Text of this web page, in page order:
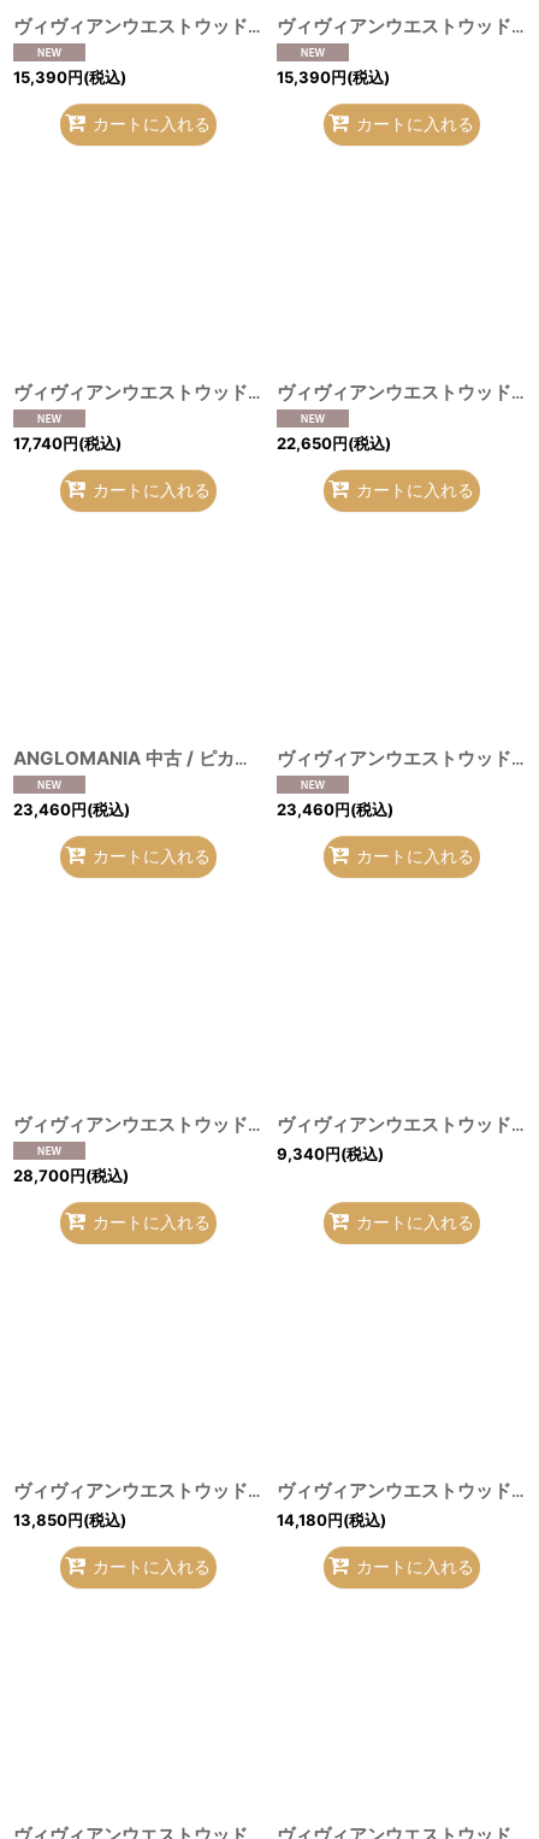
ヴィヴィアンウエストウッド 中古 / 単色オーブ刺繍ストライプシャツ 2 レッド×ホワイト O-26-08-02-011-bl-IG-OS
15,390円(税込)
カートに入れる
ヴィヴィアンウエストウッド 中古 / カラーオーブ刺繍半袖ブラウス I ブラック O-26-08-02-040-bl-IG-OS
15,390円(税込)
カートに入れる
ヴィヴィアンウエストウッド MAN 中古 / リバティクラシックシャツ 46（メンズM相当） 黒 H-26-08-02-024-bl-OD-ZH
17,740円(税込)
カートに入れる
ヴィヴィアンウエストウッド 中古 / ボウタイブラウス 3 ホワイト O-26-08-02-036-bl-IG-OS
22,650円(税込)
カートに入れる
ANGLOMANIA 中古 / ピカデリーサーカスシャツ 38（ワンサイズ） マルチ H-26-08-02-009-bl-OD-ZH
23,460円(税込)
カートに入れる
ヴィヴィアンウエストウッド 中古 / ONE FUN SEPTEMBERシャツ 48（メンズL相当） マルチ H-26-08-02-030-bl-OD-ZH
23,460円(税込)
カートに入れる
ヴィヴィアンウエストウッド 中古 / オーブ刺繍高襟ブラウス 38 ホワイト O-26-08-02-010-bl-YM-OS
28,700円(税込)
カートに入れる
ヴィヴィアンウエストウッド MAN 中古 / オーブ刺繍ストライプシャツ 44 ワイン Y-26-07-26-014-bl-SZ-ZY
9,340円(税込)
カートに入れる
ヴィヴィアンウエストウッド MAN 中古 / FISHERMAN TREASURE シャツ 44 ブラック Y-26-07-26-015-bl-SZ-ZY
13,850円(税込)
カートに入れる
ヴィヴィアンウエストウッド MAN 中古 / アメイジングチェックオジークラークシャツ 44 紺 Y-26-07-26-013-bl-SZ-ZY
14,180円(税込)
カートに入れる